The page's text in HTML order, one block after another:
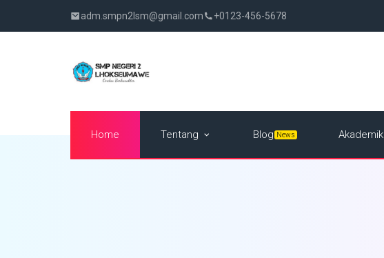
adm.smpn2lsm@gmail.com +0123-456-5678
Home Tentang Blog News Akademik